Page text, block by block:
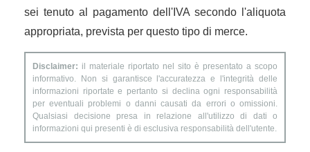
sei tenuto al pagamento dell'IVA secondo l'aliquota
appropriata, prevista per questo tipo di merce.
Disclaimer: il materiale riportato nel sito è presentato a scopo
informativo. Non si garantisce l'accuratezza e l'integrità delle
informazioni riportate e pertanto si declina ogni responsabilità
per eventuali problemi o danni causati da errori o omissioni.
Qualsiasi decisione presa in relazione all'utilizzo di dati o
informazioni qui presenti è di esclusiva responsabilità dell'utente.